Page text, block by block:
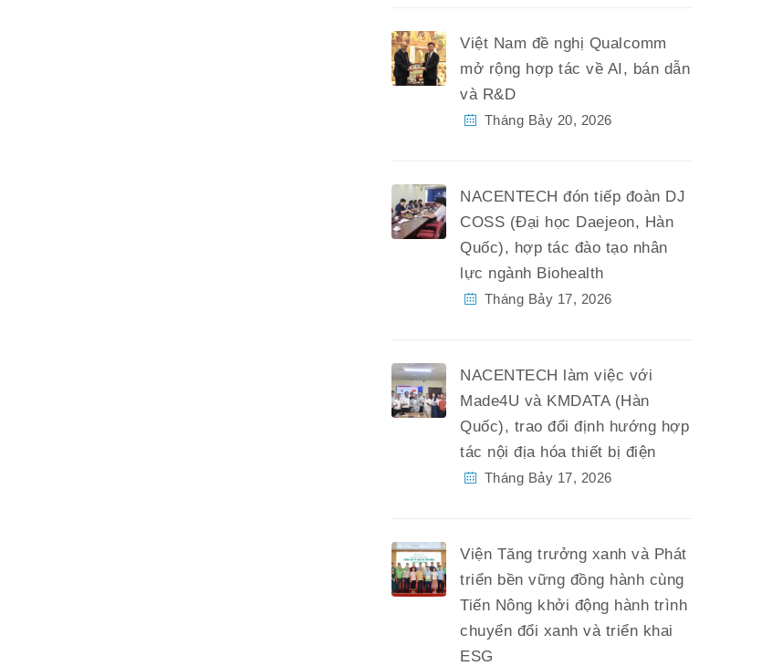
Việt Nam đề nghị Qualcomm
mở rộng hợp tác về AI, bán dẫn
và R&D
Tháng Bảy 20, 2026
NACENTECH đón tiếp đoàn DJ
COSS (Đại học Daejeon, Hàn
Quốc), hợp tác đào tạo nhân
lực ngành Biohealth
Tháng Bảy 17, 2026
NACENTECH làm việc với
Made4U và KMDATA (Hàn
Quốc), trao đổi định hướng hợp
tác nội địa hóa thiết bị điện
Tháng Bảy 17, 2026
Viện Tăng trưởng xanh và Phát
triển bền vững đồng hành cùng
Tiến Nông khởi động hành trình
chuyển đổi xanh và triển khai
ESG